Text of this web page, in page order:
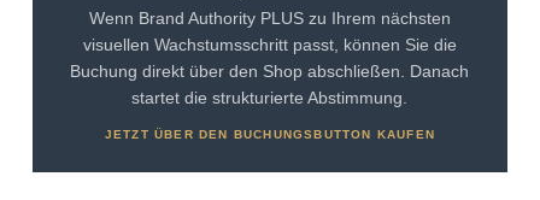
Wenn Brand Authority PLUS zu Ihrem nächsten
visuellen Wachstumsschritt passt, können Sie die
Buchung direkt über den Shop abschließen. Danach
startet die strukturierte Abstimmung.
JETZT ÜBER DEN BUCHUNGSBUTTON KAUFEN